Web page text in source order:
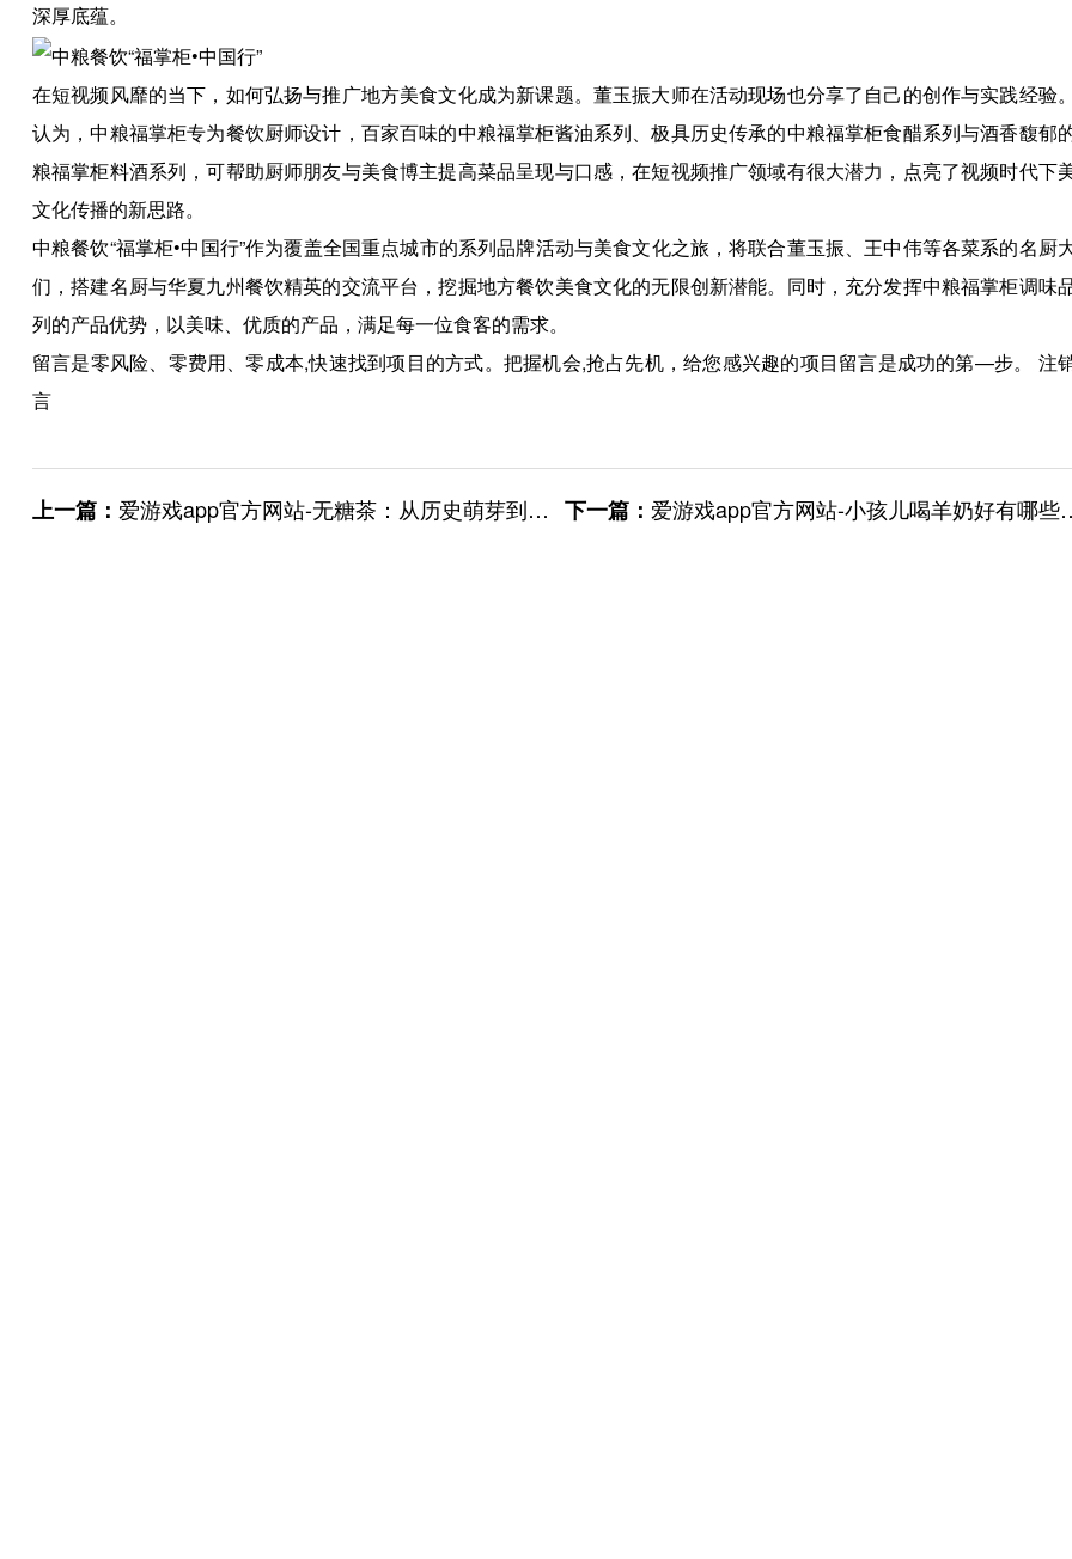
深厚底蕴。
在短视频风靡的当下，如何弘扬与推广地方美食文化成为新课题。董玉振大师在活动现场也分享了自己的创作与实践经验
认为，中粮福掌柜专为餐饮厨师设计，百家百味的中粮福掌柜酱油系列、极具历史传承的中粮福掌柜食醋系列与酒香馥郁
粮福掌柜料酒系列，可帮助厨师朋友与美食博主提高菜品呈现与口感，在短视频推广领域有很大潜力，点亮了视频时代下
文化传播的新思路。
中粮餐饮“福掌柜•中国行”作为覆盖全国重点城市的系列品牌活动与美食文化之旅，将联合董玉振、王中伟等各菜系的名厨
们，搭建名厨与华夏九州餐饮精英的交流平台，挖掘地方餐饮美食文化的无限创新潜能。同时，充分发挥中粮福掌柜调味
列的产品优势，以美味、优质的产品，满足每一位食客的需求。
留言是零风险、零费用、零成本,快速找到项目的方式。把握机会,抢占先机，给您感兴趣的项目留言是成功的第—步。 注
言
上一篇： 爱游戏app官方网站-无糖茶：从历史萌芽到健康饮品新星的蜕变之旅 下一篇： 爱游戏app官方网站-小孩儿喝羊奶好有哪些好处